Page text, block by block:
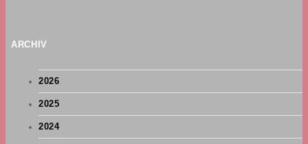
ARCHIV
2026
2025
2024